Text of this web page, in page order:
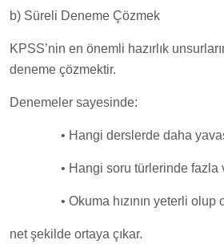
b) Süreli Deneme Çözmek
KPSS’nin en önemli hazırlık
deneme çözmektir.
Denemeler sayesinde:
• Hangi derslerde daha yavaş
• Hangi soru türlerinde fazla
• Okuma hızının yeterli olup
net şekilde ortaya çıkar.